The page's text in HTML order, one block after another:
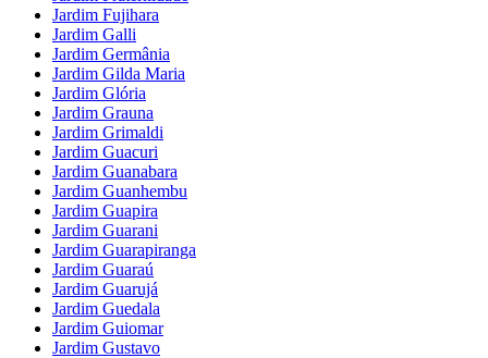
Jardim Fujihara
Jardim Galli
Jardim Germânia
Jardim Gilda Maria
Jardim Glória
Jardim Grauna
Jardim Grimaldi
Jardim Guacuri
Jardim Guanabara
Jardim Guanhembu
Jardim Guapira
Jardim Guarani
Jardim Guarapiranga
Jardim Guaraú
Jardim Guarujá
Jardim Guedala
Jardim Guiomar
Jardim Gustavo